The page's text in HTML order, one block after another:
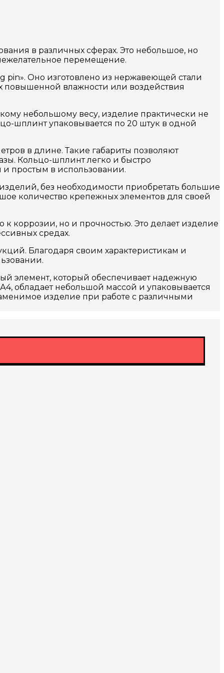
в различных сферах. Это небольшое, но
перемещение.
pin». Оно изготовлено из нержавеющей стали
повышенной влажности или воздействия
небольшому весу, изделие практически не
шплинт упаковывается по 20 штук в одной
в длине. Такие габариты позволяют
Кольцо-шплинт легко и быстро
и простым в использовании.
без необходимости приобретать большие
количество крепежных элементов для своей
к коррозии, но и прочностью. Это делает изделие
средах.
Благодаря своим характеристикам и
элемент, который обеспечивает надежную
обладает небольшой массой и упаковывается
изделие при работе с различными